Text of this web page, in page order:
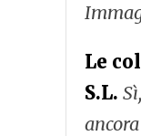
Le
S.L.